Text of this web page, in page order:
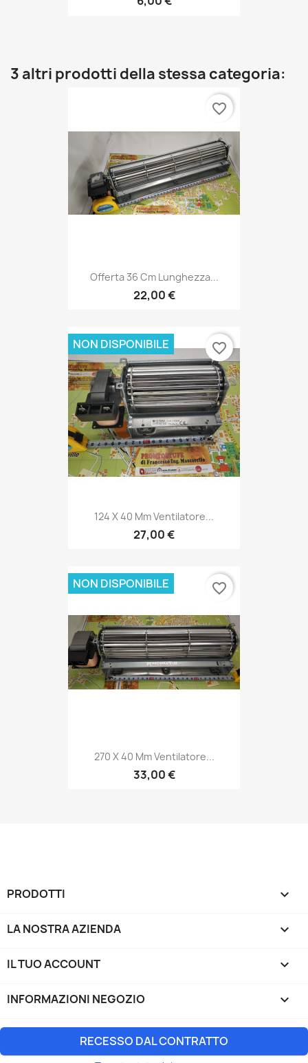
3 altri prodotti della stessa categoria:
Offerta 36 Cm Lunghezza...
22,00 €
favorite_border
124 X 40 Mm Ventilatore...
27,00 €
NON DISPONIBILE favorite_border
270 X 40 Mm Ventilatore...
33,00 €
NON DISPONIBILE favorite_border
PRODOTTI 
LA NOSTRA AZIENDA 
IL TUO ACCOUNT 
INFORMAZIONI NEGOZIO keyboard_arrow_down
RECESSO DAL CONTRATTO